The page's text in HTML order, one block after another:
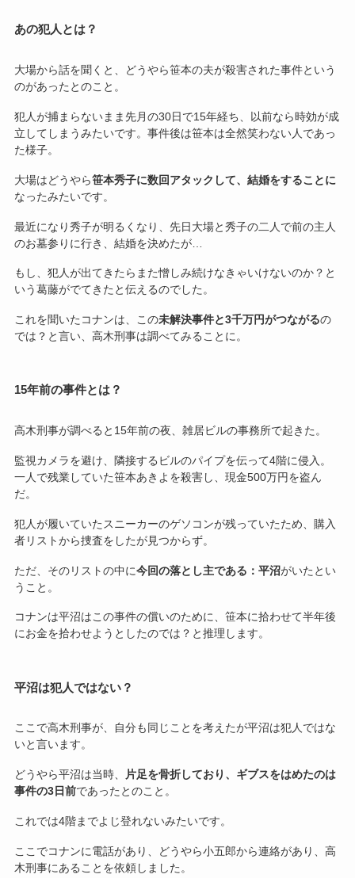
あの犯人とは？
大場から話を聞くと、どうやら笹本の夫が殺害された事件という
のがあったとのこと。
犯人が捕まらないまま先月の30日で15年経ち、以前なら時効が成
立してしまうみたいです。事件後は笹本は全然笑わない人であっ
た様子。
大場はどうやら笹本秀子に数回アタックして、結婚をすることに
なったみたいです。
最近になり秀子が明るくなり、先日大場と秀子の二人で前の主人
のお墓参りに行き、結婚を決めたが…
もし、犯人が出てきたらまた憎しみ続けなきゃいけないのか？と
いう葛藤がでてきたと伝えるのでした。
これを聞いたコナンは、この未解決事件と3千万円がつながるの
では？と言い、高木刑事は調べてみることに。
15年前の事件とは？
高木刑事が調べると15年前の夜、雑居ビルの事務所で起きた。
監視カメラを避け、隣接するビルのパイプを伝って4階に侵入。
一人で残業していた笹本あきよを殺害し、現金500万円を盗ん
だ。
犯人が履いていたスニーカーのゲソコンが残っていたため、購入
者リストから捜査をしたが見つからず。
ただ、そのリストの中に今回の落とし主である：平沼がいたとい
うこと。
コナンは平沼はこの事件の償いのために、笹本に拾わせて半年後
にお金を拾わせようとしたのでは？と推理します。
平沼は犯人ではない？
ここで高木刑事が、自分も同じことを考えたが平沼は犯人ではな
いと言います。
どうやら平沼は当時、
片足を骨折しており、ギブスをはめたのは
事件の3日前であったとのこと。
これでは4階までよじ登れないみたいです。
ここでコナンに電話があり、どうやら小五郎から連絡があり、高
木刑事にあることを依頼しました。